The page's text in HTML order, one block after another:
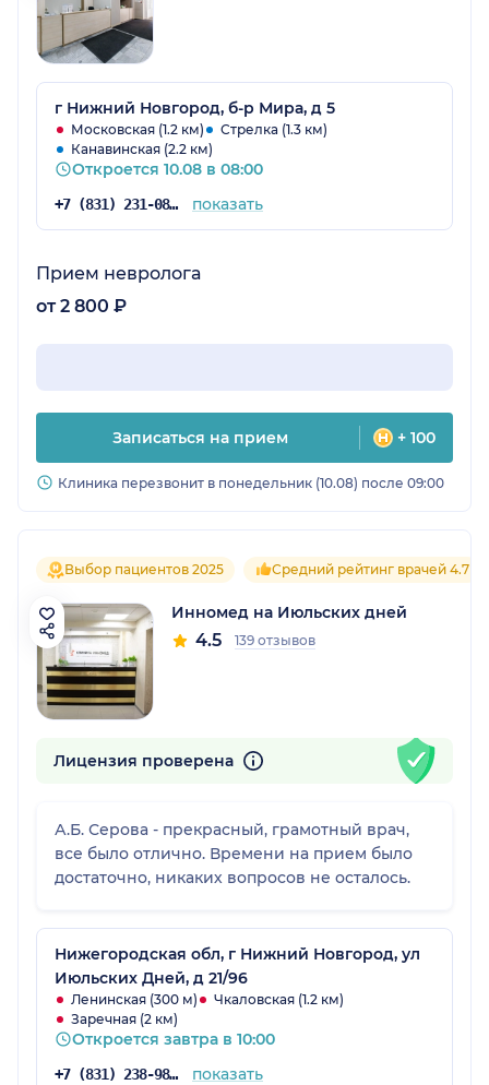
г Нижний Новгород, б-р Мира, д 5
Московская (1.2 км)
Стрелка (1.3 км)
Канавинская (2.2 км)
Откроется 10.08 в 08:00
+7 (831) 231-08-17 показать
Прием невролога
от 2 800 ₽
Записаться на прием + 100
Клиника перезвонит в понедельник (10.08) после 09:00
Выбор пациентов 2025 Средний рейтинг врачей 4.7
Инномед на Июльских дней
4.5 139 отзывов
Лицензия проверена
А.Б. Серова - прекрасный, грамотный врач,
все было отлично. Времени на прием было
достаточно, никаких вопросов не осталось.
Нижегородская обл, г Нижний Новгород, ул
Июльских Дней, д 21/96
Ленинская (300 м)
Чкаловская (1.2 км)
Заречная (2 км)
Откроется завтра в 10:00
+7 (831) 238-98-86 показать